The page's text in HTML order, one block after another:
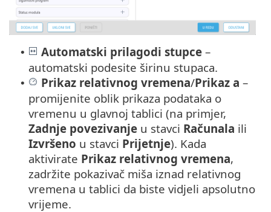
• Automatski prilagodi stupce –
automatski podesite širinu stupaca.
• Prikaz relativnog vremena/Prikaz a –
promijenite oblik prikaza podataka o
vremenu u glavnoj tablici (na primjer,
Zadnje povezivanje u stavci Računala ili
Izvršeno u stavci Prijetnje). Kada
aktivirate Prikaz relativnog vremena,
zadržite pokazivač miša iznad relativnog
vremena u tablici da biste vidjeli apsolutno
vrijeme.